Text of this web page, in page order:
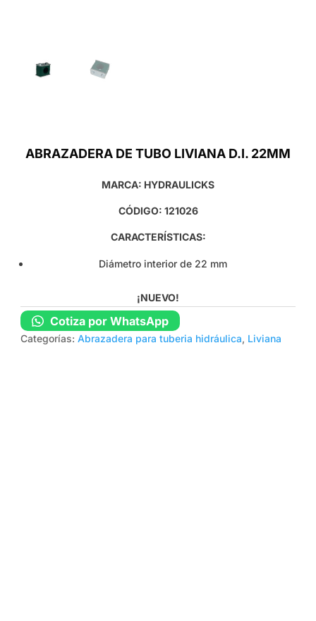
ABRAZADERA DE TUBO LIVIANA D.I. 22MM
MARCA: HYDRAULICKS
CÓDIGO: 121026
CARACTERÍSTICAS:
Diámetro interior de 22 mm
¡NUEVO!
Cotiza por WhatsApp
Categorías:Abrazadera para tuberia hidráulica, Liviana